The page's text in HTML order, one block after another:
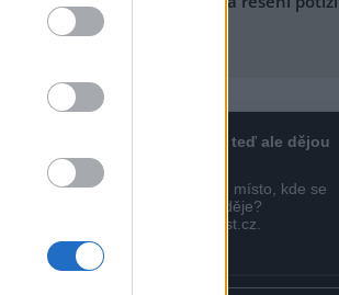
na Dyji